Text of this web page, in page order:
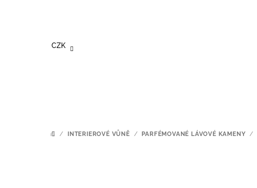
CZK
DOMŮ
/ INTERIEROVÉ VŮNĚ / PARFÉMOVANÉ LÁVOVÉ KAMENY /